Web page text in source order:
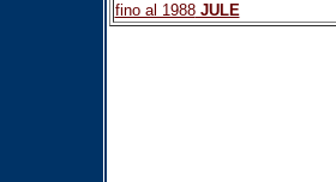
fino al 1988JULE